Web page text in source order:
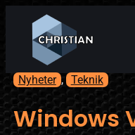
Nyheter , Teknik
Windows